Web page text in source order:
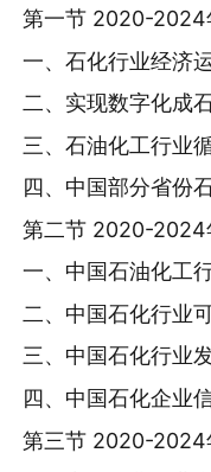
第一节 2020-2024
一、石化行业经济
二、实现数字化成
三、石油化工行业
四、中国部分省份
第二节 2020-2024
一、中国石油化工
二、中国石化行业
三、中国石化行业
四、中国石化企业
第三节 2020-2024